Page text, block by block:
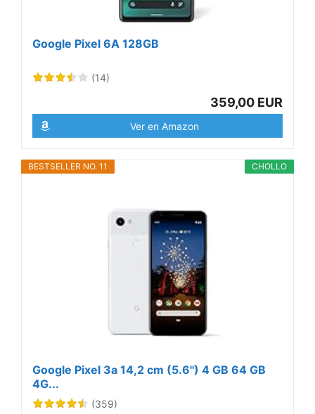
Google Pixel 6A 128GB
(14)
359,00 EUR
Ver en Amazon
CHOLLO
BESTSELLER NO. 11
Google Pixel 3a 14,2 cm (5.6") 4 GB 64 GB
4G...
(359)